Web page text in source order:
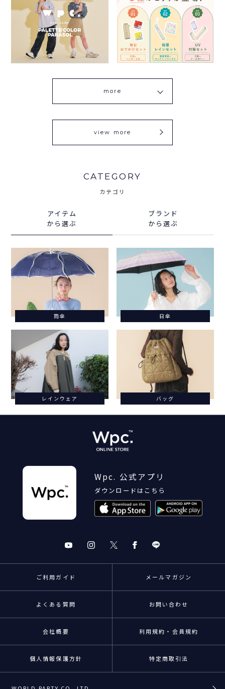
more
view more
CATEGORY
カテゴリ
アイテム
から選ぶ
ブランド
から選ぶ
雨傘 日傘
レインウェア バッグ
Wpc. 公式アプリ
ダウンロードはこちら
ご利用ガイド メールマガジン
よくある質問 お問い合わせ
会社概要 利用規約・会員規約
個人情報保護方針 特定商取引法